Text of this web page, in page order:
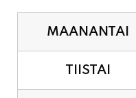
TIISTAI
KESKIVIIKKO